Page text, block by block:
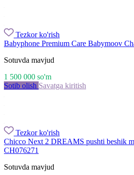
Tezkor ko'rish
Babyphone Premium Care Babymoov
Sotuvda mavjud
1 500 000 so'm
Sotib olish Savatga kiritish
Tezkor ko'rish
Chicco Next 2 DREAMS pushti beshik
CH076271
Sotuvda mavjud